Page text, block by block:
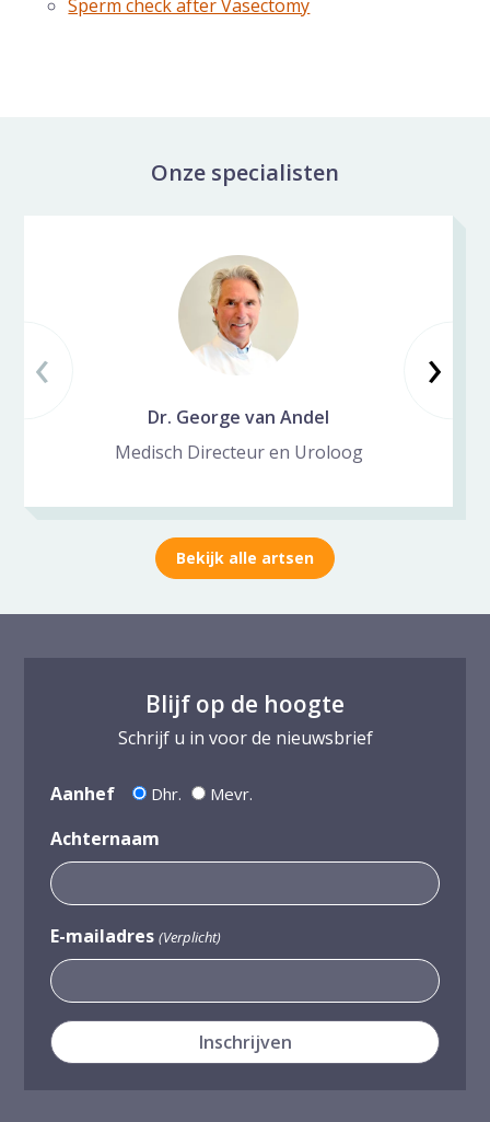
Sperm check after Vasectomy
Onze specialisten
Vorige slide
‹ ›
Dr. George van Andel
Medisch Directeur en Uroloog
Bekijk alle artsen
Blijf op de hoogte
Schrijf u in voor de nieuwsbrief
Aanhef Dhr. Mevr.
Achternaam
E-mailadres (Verplicht)